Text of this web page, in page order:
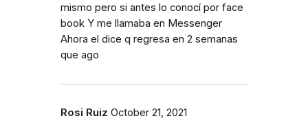
mismo pero si antes lo conocí por face
book Y me llamaba en Messenger
Ahora el dice q regresa en 2 semanas
que ago
Rosi Ruiz October 21, 2021